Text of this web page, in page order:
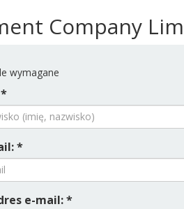
Company
wymagane
*
e-mail: *